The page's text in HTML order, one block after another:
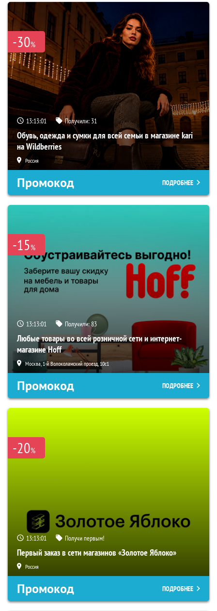
-30%
13:13:00 Получили: 31
Обувь, одежда и сумки для всей семьи в магазине kari
на Wildberries
Россия
Промокод ПОДРОБНЕЕ
-15%
13:13:00 Получили:83
Любые товары во всей розничной сети и интернет-
магазине Hoff
Москва, 1-й Волоколамский проезд, 10с1
Промокод ПОДРОБНЕЕ
-20%
13:13:00 Получи первым!
Первый заказ в сети магазинов «Золотое Яблоко»
Россия
Промокод ПОДРОБНЕЕ